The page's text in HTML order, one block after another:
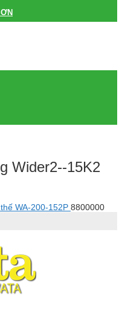
Wider2--15K2
WA-200-152P 8800000